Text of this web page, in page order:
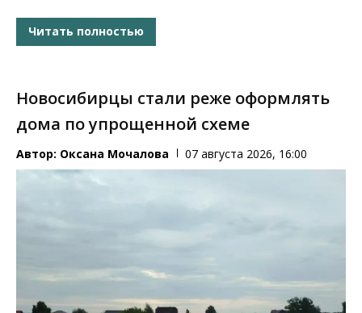
Читать полностью
Новосибирцы стали реже оформлять
дома по упрощенной схеме
Автор: Оксана Мочалова 07 августа 2026, 16:00